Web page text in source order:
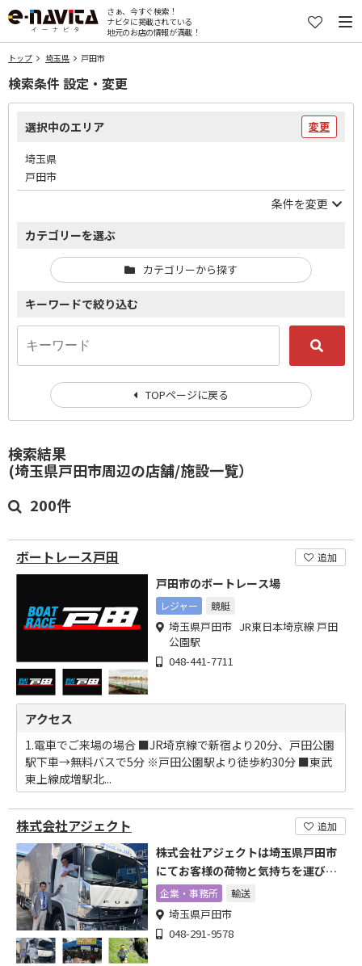
さぁ、今すぐ検索！
ナビタに掲載されている
地元のお店の情報が満載！
トップ 埼玉県 戸田市
検索結果
(埼玉県戸田市周辺の店舗/施設一覧）
200件
ボートレース戸田 追加
戸田市のボートレース場
レジャー 競艇
埼玉県戸田市 JR東日本埼京線 戸田
公園駅
048-441-7711
アクセス
1.電車でご来場の場合 ■JR埼京線で新宿より20分、戸田公園
駅下車→無料バスで5分 ※戸田公園駅より徒歩約30分 ■東武
東上線成増駅北...
株式会社アジェクト 追加
株式会社アジェクトは埼玉県戸田市
にてお客様の荷物と気持ちを運びま
す企業・事務所 輸送
埼玉県戸田市
048-291-9578
検索条件 設定・変更
選択中のエリア 変更
埼玉県
戸田市
条件を変更
カテゴリーを選ぶ
カテゴリーから探す
キーワードで絞り込む
TOPページに戻る